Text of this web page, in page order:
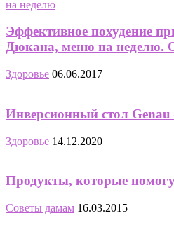
Эффективное похудение
Дюкана, меню на неделю.
Здоровье 06.06.2017
Инверсионный стол
Здоровье 14.12.2020
Продукты, которые
Советы дамам 16.03.2015